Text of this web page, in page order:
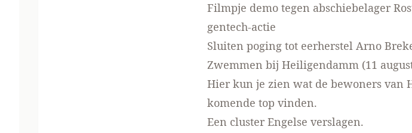
Filmpje demo tegen abschiebelager
gentech-actie
Sluiten poging tot eerherstel Arno
Zwemmen bij Heiligendamm (11
Hier kun je zien wat de bewoners van
komende top vinden.
Een cluster Engelse verslagen.